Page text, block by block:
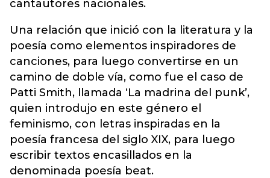
cantautores nacionales.
Una relación que inició con la literatura y la
poesía como elementos inspiradores de
canciones, para luego convertirse en un
camino de doble vía, como fue el caso de
Patti Smith, llamada ‘La madrina del punk’,
quien introdujo en este género el
feminismo, con letras inspiradas en la
poesía francesa del siglo XIX, para luego
escribir textos encasillados en la
denominada poesía beat.